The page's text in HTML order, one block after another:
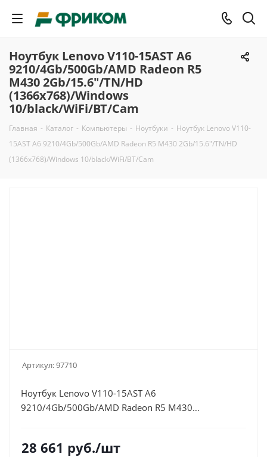
Ноутбук Lenovo V110-15AST A6
9210/4Gb/500Gb/AMD Radeon R5
M430 2Gb/15.6"/TN/HD
(1366x768)/Windows
10/black/WiFi/BT/Cam
Главная - Каталог - Компьютеры - Ноутбуки - Ноутбук Lenovo V110-
15AST A6 9210/4Gb/500Gb/AMD Radeon R5 M430 2Gb/15.6"/TN/HD
(1366x768)/Windows 10/black/WiFi/BT/Cam
Артикул:97710
Ноутбук Lenovo V110-15AST A6
9210/4Gb/500Gb/AMD Radeon R5 M430
28 661 руб./шт